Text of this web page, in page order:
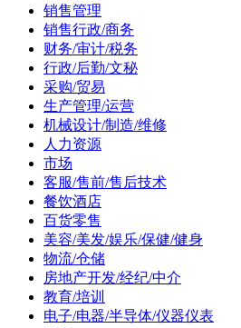
销售管理
销售行政/商务
财务/审计/税务
行政/后勤/文秘
采购/贸易
生产管理/运营
机械设计/制造/维修
人力资源
市场
客服/售前/售后技术
餐饮酒店
百货零售
美容/美发/娱乐/保健/健身
物流/仓储
房地产开发/经纪/中介
教育/培训
电子/电器/半导体/仪器仪表